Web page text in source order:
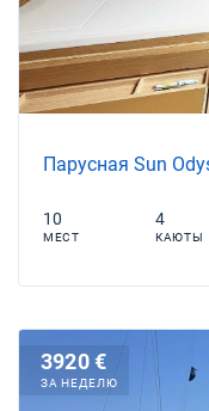
Парусная Sun
10
МЕСТ
4
КАЮТЫ
3920 €
ЗА НЕДЕЛЮ